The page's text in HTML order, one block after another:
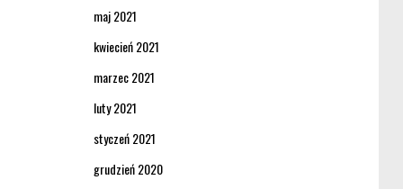
maj 2021
kwiecień 2021
marzec 2021
luty 2021
styczeń 2021
grudzień 2020